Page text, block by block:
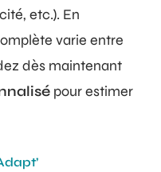
etc.). En
varie entre
dès maintenant
pour estimer